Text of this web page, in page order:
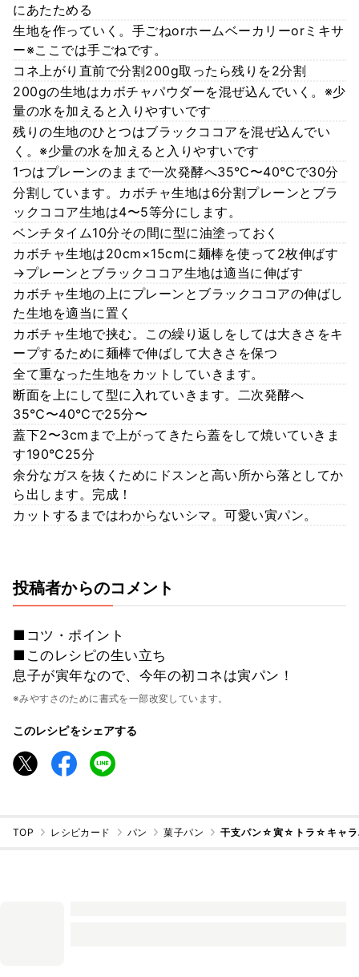
にあたためる
生地を作っていく。手ごねorホームベーカリーorミキサ
ー※ここでは手ごねです。
コネ上がり直前で分割200g取ったら残りを2分割
200gの生地はカボチャパウダーを混ぜ込んでいく。※少
量の水を加えると入りやすいです
残りの生地のひとつはブラックココアを混ぜ込んでい
く。※少量の水を加えると入りやすいです
1つはプレーンのままで一次発酵へ35℃〜40℃で30分
分割しています。カボチャ生地は6分割プレーンとブラ
ックココア生地は4〜5等分にします。
ベンチタイム10分その間に型に油塗っておく
カボチャ生地は20cm×15cmに麺棒を使って2枚伸ばす
→プレーンとブラックココア生地は適当に伸ばす
カボチャ生地の上にプレーンとブラックココアの伸ばし
た生地を適当に置く
カボチャ生地で挟む。この繰り返しをしては大きさをキ
ープするために麺棒で伸ばして大きさを保つ
全て重なった生地をカットしていきます。
断面を上にして型に入れていきます。二次発酵へ
35℃〜40℃で25分〜
蓋下2〜3cmまで上がってきたら蓋をして焼いていきま
す190℃25分
余分なガスを抜くためにドスンと高い所から落としてか
ら出します。完成！
カットするまではわからないシマ。可愛い寅パン。
投稿者からのコメント
■コツ・ポイント
■このレシピの生い立ち
息子が寅年なので、今年の初コネは寅パン！
※みやすさのために書式を一部改変しています。
このレシピをシェアする
TOP レシピカード パン 菓子パン 干支パン☆寅☆トラ☆キャ